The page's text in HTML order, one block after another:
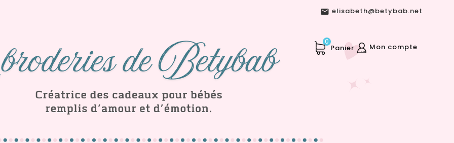
 elisabeth@betybab.net
Mon compte
Panier
0